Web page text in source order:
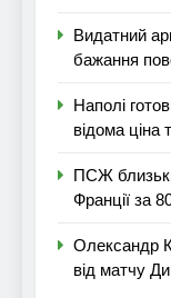
Видатний
бажання
Наполі
відома ціна
ПСЖ
Франції за
Олександр
від матчу